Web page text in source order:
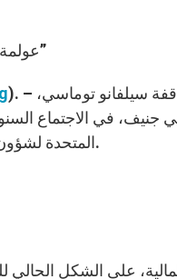
“عولمة العدالة والتضامن، أفضل ضمانة للسلام”
). – ننشر في ما يلي التصريح الذي أدلى به رئيس الأساقفة سيلفانو توماسي،
في الاجتماع
المتحدة لشؤون اللاجئين. وقد اختتم الاجتماع يوم الجمعة.